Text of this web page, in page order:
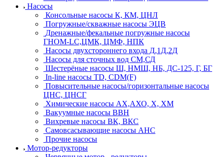
Насосы
Консольные насосы К, КМ, ЦНЛ
Погружные/скважные насосы ЭЦВ
Дренажные/фекальные погружные насосы
ГНОМ-LC,ЦМК, ЦМФ, НПК
Насосы двухстороннего входа Д,1Д,2Д
Насосы для сточных вод СМ,СД
Шестерёные насосы Ш, НМШ, НБ, ДС-125, Г, БГ
In-line насосы TD, CDM(F)
Повысительные насосы/горизонтальные насосы
ЦНС, ЦНСГ
Химические насосы АХ,АХО, Х, ХМ
Вакуумные насосы ВВН
Вихревые насосы ВК, ВКС
Самовсасывающие насосы АНС
Прочие насосы
Мотор-редукторы